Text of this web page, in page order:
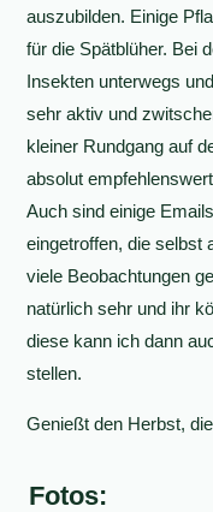
auszubilden. Einige
für die Spätblüher. Bei
Insekten unterwegs
sehr aktiv und
kleiner Rundgang auf
absolut
Auch sind einige
eingetroffen, die selbst
viele Beobachtungen
natürlich sehr und ihr
diese kann ich dann
stellen.
Genießt den Herbst,
Fotos: